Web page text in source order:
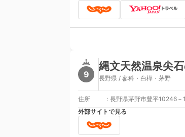
9
縄文天然温泉尖
長野県 / 蓼科・白樺・茅野
住所 : 長野県茅野市豊平10246－1
外部サイトで見る